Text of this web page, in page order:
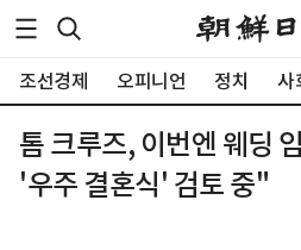
조선경제 오피니언 정치 사
톰 크루즈, 이번엔 웨딩
'우주 결혼식' 검토 중"